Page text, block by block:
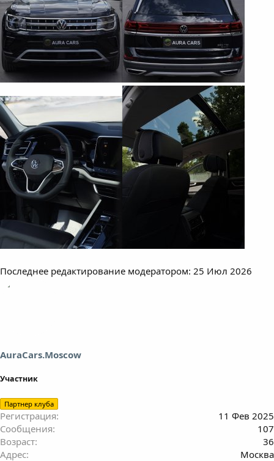
Последнее редактирование модератором: 25 Июл 2026
AuraCars.Moscow
Участник
Партнер клуба
Регистрация
11 Фев 2025
Сообщения
107
Возраст
36
Адрес
Москва